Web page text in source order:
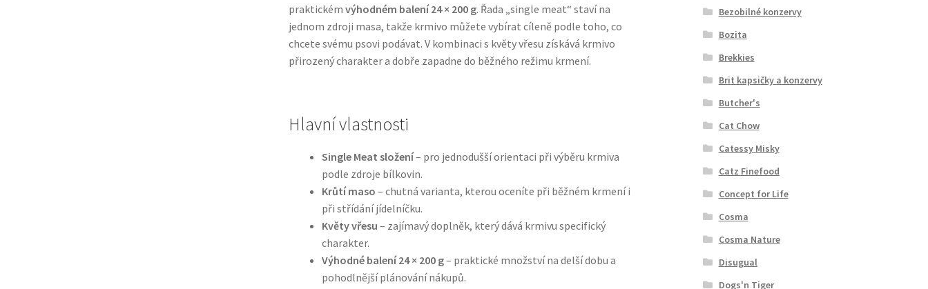
praktickém výhodném balení 24 × 200 g. Řada „single meat“ staví na
jednom zdroji masa, takže krmivo můžete vybírat cíleně podle toho, co
chcete svému psovi podávat. V kombinaci s květy vřesu získává krmivo
přirozený charakter a dobře zapadne do běžného režimu krmení.
Hlavní vlastnosti
Single Meat složení– pro jednodušší orientaci při výběru krmiva
podle zdroje bílkovin.
Krůtí maso – chutná varianta, kterou oceníte při běžném krmení i
při střídání jídelníčku.
Květy vřesu – zajímavý doplněk, který dává krmivu specifický
charakter.
Výhodné balení 24 × 200 g– praktické množství na delší dobu a
pohodlnější plánování nákupů.
Bezobilné konzervy
Bozita
Brekkies
Brit kapsičky a konzervy
Butcher's
Cat Chow
Catessy Misky
Catz Finefood
Concept for Life
Cosma
Cosma Nature
Disugual
Dogs'n Tiger